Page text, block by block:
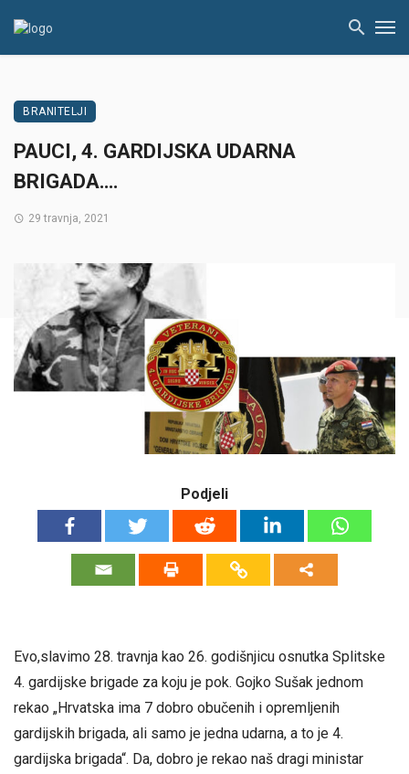
BRANITELJI
PAUCI, 4. GARDIJSKA UDARNA
BRIGADA….
29 travnja, 2021
Podjeli
Evo,slavimo 28. travnja kao 26. godišnjicu osnutka Splitske
4. gardijske brigade za koju je pok. Gojko Sušak jednom
rekao „Hrvatska ima 7 dobro obučenih i opremljenih
gardijskih brigada, ali samo je jedna udarna, a to je 4.
gardijska brigada“. Da, dobro je rekao naš dragi ministar